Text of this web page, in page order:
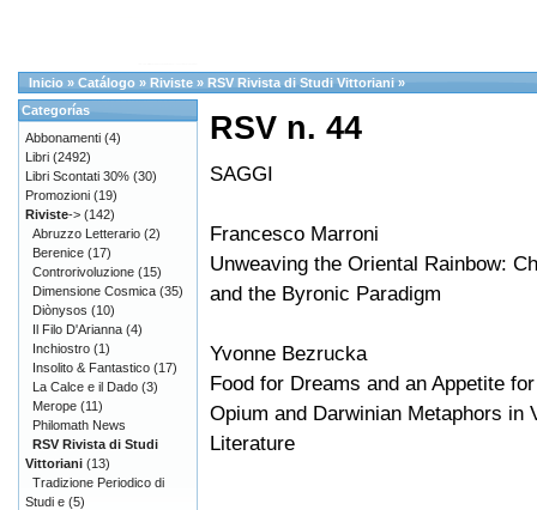
Inicio » Catálogo » Riviste » RSV Rivista di Studi Vittoriani »
RSV n. 44
SAGGI
Francesco Marroni
Unweaving the Oriental Rainbow:
and the Byronic Paradigm
Yvonne Bezrucka
Food for Dreams and an Appetite
Opium and Darwinian Metaphors in
Literature
Categorías
Abbonamenti (4)
Libri (2492)
Libri Scontati 30% (30)
Promozioni (19)
Riviste-> (142)
Abruzzo Letterario (2)
Berenice (17)
Controrivoluzione (15)
Dimensione Cosmica (35)
Diònysos (10)
Il Filo D'Arianna (4)
Inchiostro (1)
Insolito & Fantastico (17)
La Calce e il Dado (3)
Merope (11)
Philomath News
RSV Rivista di Studi
Vittoriani (13)
Tradizione Periodico di
Studi e (5)